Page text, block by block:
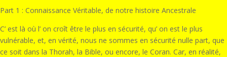
Part 1 : Connaissance Véritable, de notre histoire Ancestrale
C’ est là où l’ on croît être le plus en sécurité, qu’ on est le plus
vulnérable, et, en vérité, nous ne sommes en sécurité nulle part, que
ce soit dans la Thorah, la Bible, ou encore, le Coran. Car, en réalité,